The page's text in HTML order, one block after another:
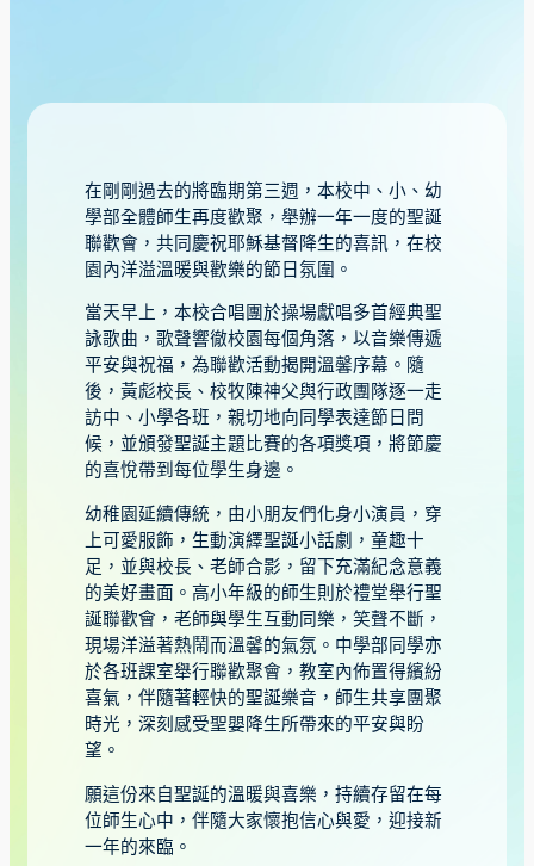
在剛剛過去的將臨期第三週，本校中、小、幼
學部全體師生再度歡聚，舉辦一年一度的聖誕
聯歡會，共同慶祝耶穌基督降生的喜訊，在校
園內洋溢溫暖與歡樂的節日氛圍。
當天早上，本校合唱團於操場獻唱多首經典聖
詠歌曲，歌聲響徹校園每個角落，以音樂傳遞
平安與祝福，為聯歡活動揭開溫馨序幕。隨
後，黃彪校長、校牧陳神父與行政團隊逐一走
訪中、小學各班，親切地向同學表達節日問
候，並頒發聖誕主題比賽的各項獎項，將節慶
的喜悅帶到每位學生身邊。
幼稚園延續傳統，由小朋友們化身小演員，穿
上可愛服飾，生動演繹聖誕小話劇，童趣十
足，並與校長、老師合影，留下充滿紀念意義
的美好畫面。高小年級的師生則於禮堂舉行聖
誕聯歡會，老師與學生互動同樂，笑聲不斷，
現場洋溢著熱鬧而溫馨的氣氛。中學部同學亦
於各班課室舉行聯歡聚會，教室內佈置得繽紛
喜氣，伴隨著輕快的聖誕樂音，師生共享團聚
時光，深刻感受聖嬰降生所帶來的平安與盼
望。
願這份來自聖誕的溫暖與喜樂，持續存留在每
位師生心中，伴隨大家懷抱信心與愛，迎接新
一年的來臨。